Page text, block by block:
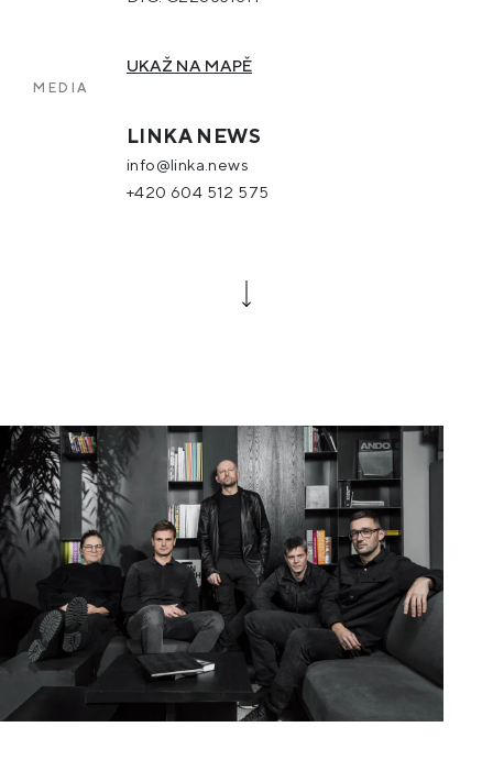
UKAŽ NA MAPĚ
MEDIA
LINKA NEWS
info@linka.news
+420 604 512 575